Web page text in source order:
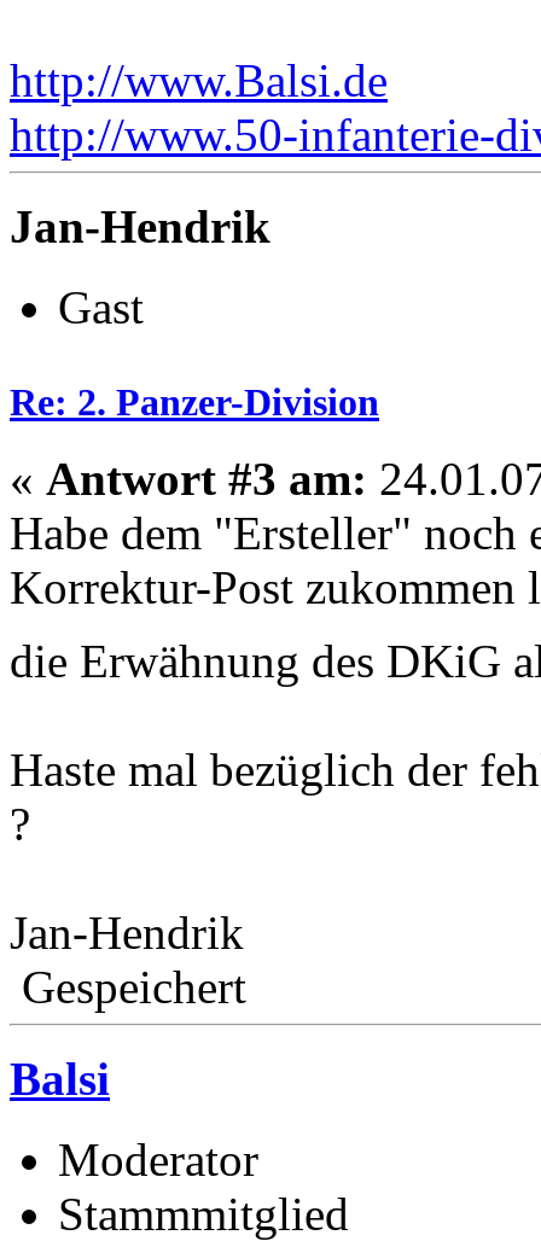
http://www.Balsi.de
http://www.50-infanterie-
Jan-Hendrik
Gast
Re: 2. Panzer-Division
« Antwort #3 am:
Habe dem "Ersteller" noch
Korrektur-Post zukommen
die Erwähnung des DKiG
Haste mal bezüglich der
?
Jan-Hendrik
Gespeichert
Balsi
Moderator
Stammmitglied